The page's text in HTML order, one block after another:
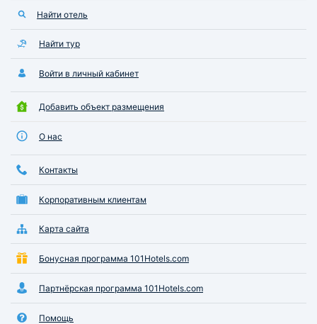
Найти отель
Найти тур
Войти в личный кабинет
Добавить объект размещения
О нас
Контакты
Корпоративным клиентам
Карта сайта
Бонусная программа 101Hotels.com
Партнёрская программа 101Hotels.com
Помощь